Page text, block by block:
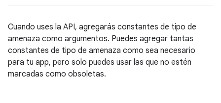
Cuando uses la API, agregarás constantes de tipo de
amenaza como argumentos. Puedes agregar tantas
constantes de tipo de amenaza como sea necesario
para tu app, pero solo puedes usar las que no estén
marcadas como obsoletas.